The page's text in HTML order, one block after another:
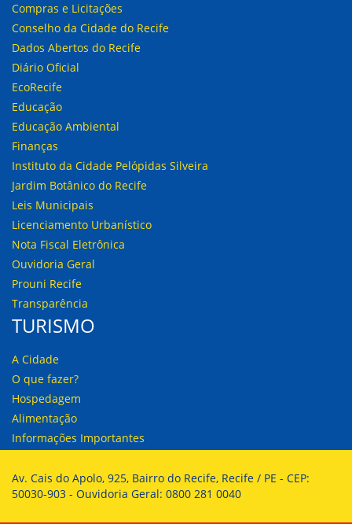
Compras e Licitações
Conselho da Cidade do Recife
Dados Abertos do Recife
Diário Oficial
EcoRecife
Educação
Educação Ambiental
Finanças
Instituto da Cidade Pelópidas Silveira
Jardim Botânico do Recife
Leis Municipais
Licenciamento Urbanístico
Nota Fiscal Eletrônica
Ouvidoria Geral
Prouni Recife
Transparência
TURISMO
A Cidade
O que fazer?
Hospedagem
Alimentação
Informações Importantes
Av. Cais do Apolo, 925, Bairro do Recife, Recife / PE - CEP:
50030-903 - Ouvidoria Geral: 0800 281 0040